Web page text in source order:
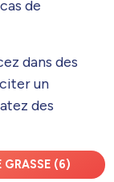
de
dans des
un
des
GRASSE (6)